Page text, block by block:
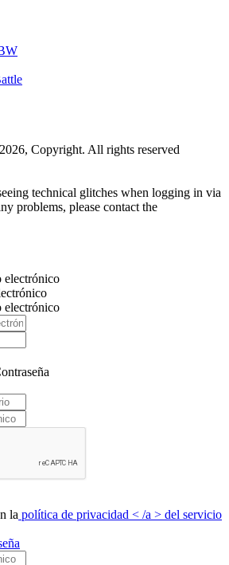
Copyright. All rights reserved
technical glitches when logging in via
problems, please contact the
electrónico
electrónico
la política de privacidad < /a > del servicio